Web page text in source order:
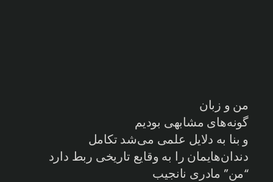
من و زبان
گونه‌های مشابهی بودیم
و بنا به دلایل علمی می‌شد تکامل
دندان‌هایمان را به وقایع تاریخی ربط دارد
“من” مادری نانجیب